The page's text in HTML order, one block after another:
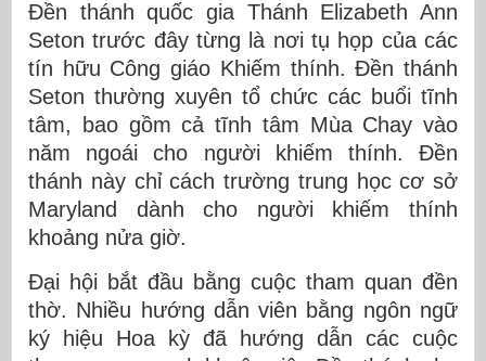
Đền thánh quốc gia Thánh Elizabeth Ann
Seton trước đây từng là nơi tụ họp của các
tín hữu Công giáo Khiếm thính. Đền thánh
Seton thường xuyên tổ chức các buổi tĩnh
tâm, bao gồm cả tĩnh tâm Mùa Chay vào
năm ngoái cho người khiếm thính. Đền
thánh này chỉ cách trường trung học cơ sở
Maryland dành cho người khiếm thính
khoảng nửa giờ.
Đại hội bắt đầu bằng cuộc tham quan đền
thờ. Nhiều hướng dẫn viên bằng ngôn ngữ
ký hiệu Hoa kỳ đã hướng dẫn các cuộc